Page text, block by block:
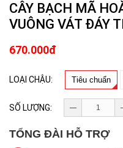
CÂY BẠCH MÃ
VUÔNG VÁT ĐÁY
670.000đ
LOẠI CHẬU: Tiêu chuẩn
SỐ LƯỢNG:
TỔNG ĐÀI HỖ TRỢ